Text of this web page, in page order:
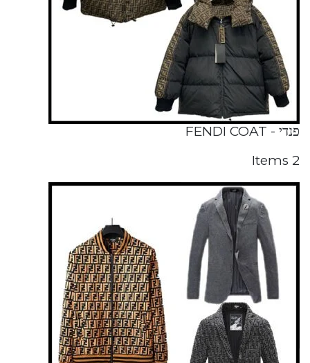
פנדי - FENDI COAT
2 Items